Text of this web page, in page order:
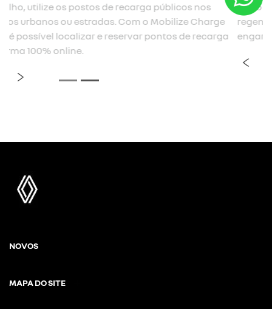
carro à combustão. Já o B3, o nível máximo de
regeneração, é pensado para aproveitar melhor os
engarrafamentos e trechos de serra.